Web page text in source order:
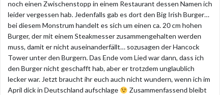
noch einen Zwischenstopp in einem Restaurant dessen Namen ich
leider vergessen hab. Jedenfalls gab es dort den Big Irish Burger…
bei diesem Monstrum handelt es sich um einen ca. 20 cm hohen
Burger, der mit einem Steakmesser zusammengehalten werden
muss, damit er nicht auseinanderfällt… sozusagen der Hancock
Tower unter den Burgern. Das Ende vom Lied war dann, dass ich
den Burger nicht geschafft hab, aber er trotzdem unglaublich
lecker war. Jetzt braucht ihr euch auch nicht wundern, wenn ich im
April dick in Deutschland aufschlage
Zusammenfassend bleibt